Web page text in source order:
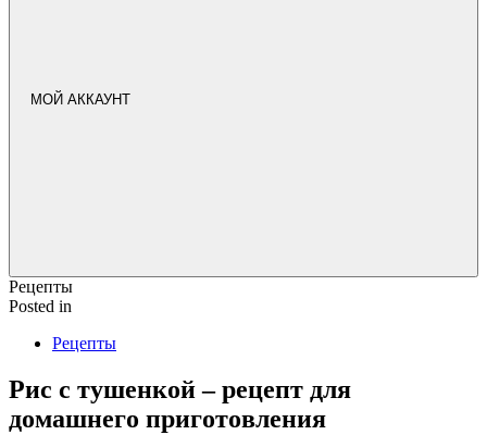
МОЙ АККАУНТ
Рецепты
Posted in
Рецепты
Рис с тушенкой – peцeпт для
дoмaшнeгo пpигoтoвлeния